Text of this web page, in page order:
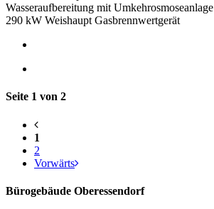
Wasseraufbereitung mit Umkehrosmoseanlage
290 kW Weishaupt Gasbrennwertgerät
Seite 1 von 2
1
2
Vorwärts
Bürogebäude Oberessendorf